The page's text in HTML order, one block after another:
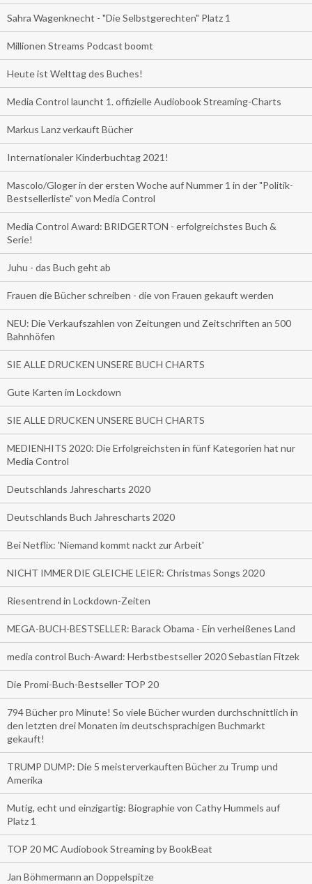
Sahra Wagenknecht - "Die Selbstgerechten" Platz 1
Millionen Streams Podcast boomt
Heute ist Welttag des Buches!
Media Control launcht 1. offizielle Audiobook Streaming-Charts
Markus Lanz verkauft Bücher
Internationaler Kinderbuchtag 2021!
Mascolo/Gloger in der ersten Woche auf Nummer 1 in der "Politik-
Bestsellerliste" von Media Control
Media Control Award: BRIDGERTON - erfolgreichstes Buch &
Serie!
Juhu - das Buch geht ab
Frauen die Bücher schreiben - die von Frauen gekauft werden
NEU: Die Verkaufszahlen von Zeitungen und Zeitschriften an 500
Bahnhöfen
SIE ALLE DRUCKEN UNSERE BUCH CHARTS
Gute Karten im Lockdown
SIE ALLE DRUCKEN UNSERE BUCH CHARTS
MEDIENHITS 2020: Die Erfolgreichsten in fünf Kategorien hat nur
Media Control
Deutschlands Jahrescharts 2020
Deutschlands Buch Jahrescharts 2020
Bei Netflix: 'Niemand kommt nackt zur Arbeit'
NICHT IMMER DIE GLEICHE LEIER: Christmas Songs 2020
Riesentrend in Lockdown-Zeiten
MEGA-BUCH-BESTSELLER: Barack Obama - Ein verheißenes Land
media control Buch-Award: Herbstbestseller 2020 Sebastian Fitzek
Die Promi-Buch-Bestseller TOP 20
794 Bücher pro Minute! So viele Bücher wurden durchschnittlich in
den letzten drei Monaten im deutschsprachigen Buchmarkt
gekauft!
TRUMP DUMP: Die 5 meisterverkauften Bücher zu Trump und
Amerika
Mutig, echt und einzigartig: Biographie von Cathy Hummels auf
Platz 1
TOP 20 MC Audiobook Streaming by BookBeat
Jan Böhmermann an Doppelspitze